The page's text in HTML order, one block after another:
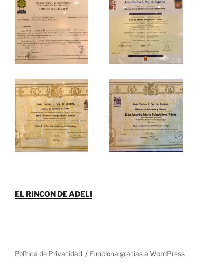
EL RINCON DE ADELI
Política de Privacidad Funciona gracias a WordPress